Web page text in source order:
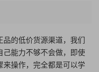
的低价货源渠道，我们
己能力不够不会做，即使
来操作，完全都是可以学